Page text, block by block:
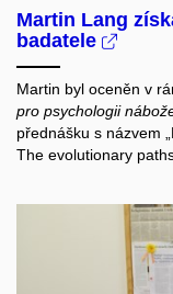
Martin Lang
badatele
Martin byl oceněn v
pro psychologii
přednášku s názvem
The evolutionary